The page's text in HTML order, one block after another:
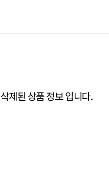
삭제된 상품 정보 입니다.